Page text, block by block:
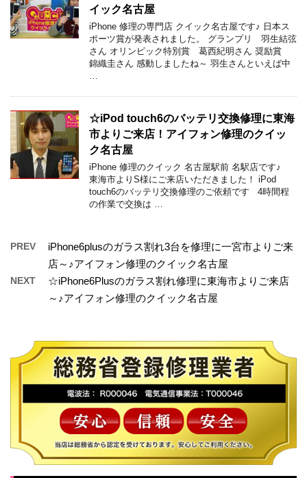
イック名古屋
iPhone 修理の専門店 クイック名古屋です♪ 日本ス
ポーツ賞が発表されました。 グランプリ 羽生結弦
さん オリンピック特別賞 葛西紀明さん 奨励賞
錦織圭さん 感動しましたね～ 羽生さんといえば中
☆iPod touch6のバッテリ交換修理に東海
市よりご来店！アイフォン修理のクイッ
ク名古屋
iPhone 修理のクイック 名古屋駅前 名駅店です♪
東海市よりS様にご来店いただきました！ iPod
touch6のバッテリ交換修理のご依頼です 4時間程
の作業で交換は …
PREV
iPhone6plusのガラス割れ3台を修理に一宮市よりご来
店～♪アイフォン修理のクイック名古屋
NEXT
☆iPhone6Plusのガラス割れ修理に東海市よりご来店
～♪アイフォン修理のクイック名古屋